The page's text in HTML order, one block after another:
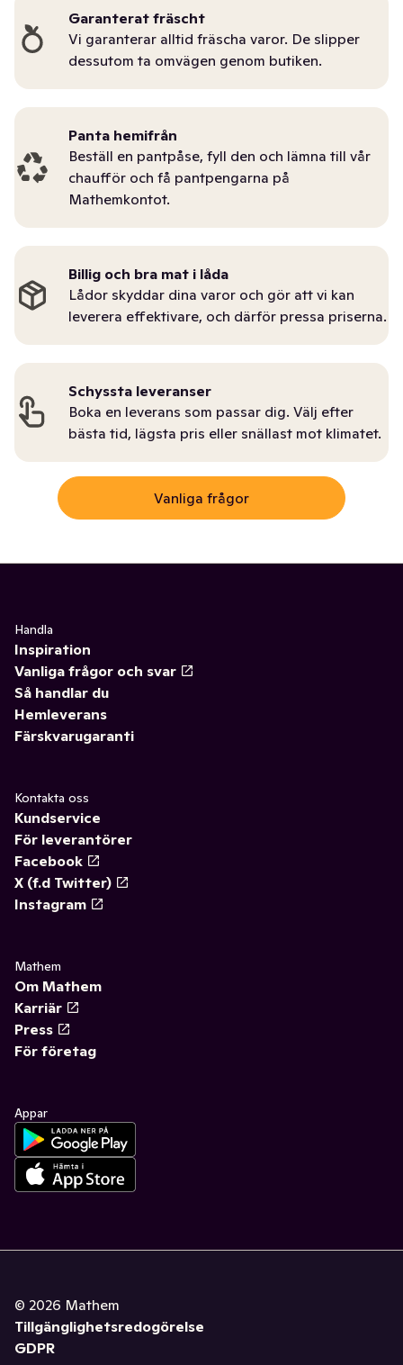
Garanterat fräscht
Vi garanterar alltid fräscha varor. De slipper
dessutom ta omvägen genom butiken.
Panta hemifrån
Beställ en pantpåse, fyll den och lämna till vår
chaufför och få pantpengarna på
Mathemkontot.
Billig och bra mat i låda
Lådor skyddar dina varor och gör att vi kan
leverera effektivare, och därför pressa priserna.
Schyssta leveranser
Boka en leverans som passar dig. Välj efter
bästa tid, lägsta pris eller snällast mot klimatet.
Vanliga frågor
Handla
Inspiration
Vanliga frågor och svar
Så handlar du
Hemleverans
Färskvarugaranti
Kontakta oss
Kundservice
För leverantörer
Facebook
X (f.d Twitter)
Instagram
Mathem
Om Mathem
Karriär
Press
För företag
Appar
© 2026 Mathem
Tillgänglighetsredogörelse
GDPR